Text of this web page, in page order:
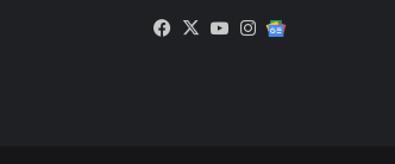
Facebook
X YouTubeInstagram